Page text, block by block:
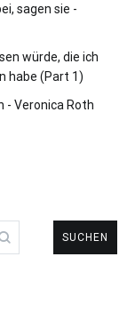
sagen sie -
würde, die ich
habe (Part 1)
- Veronica Roth